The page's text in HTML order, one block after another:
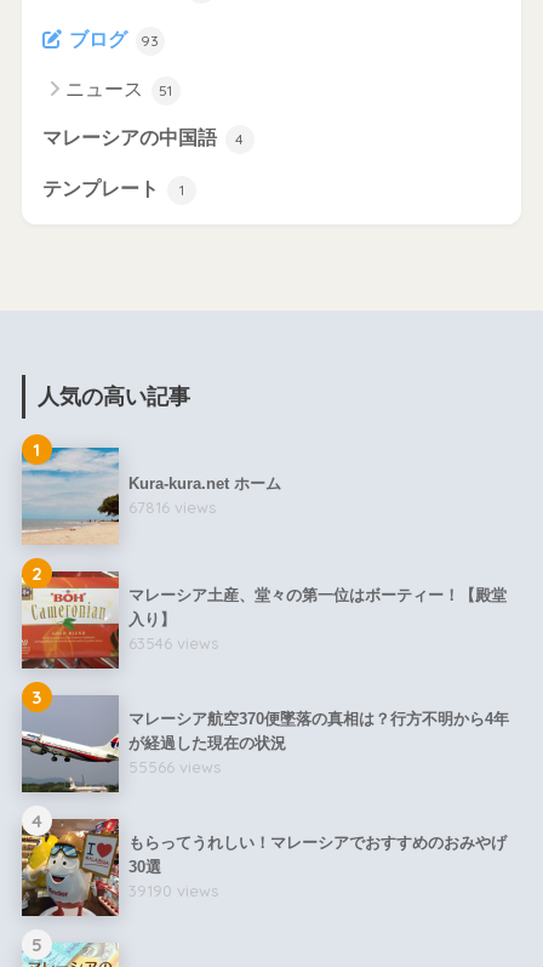
ブログ 93
ニュース 51
マレーシアの中国語 4
テンプレート 1
人気の高い記事
1
Kura-kura.net ホーム
67816 views
2
マレーシア土産、堂々の第一位はボーティー！【殿堂
入り】
63546 views
3
マレーシア航空370便墜落の真相は？行方不明から4年
が経過した現在の状況
55566 views
4
もらってうれしい！マレーシアでおすすめのおみやげ
30選
39190 views
5